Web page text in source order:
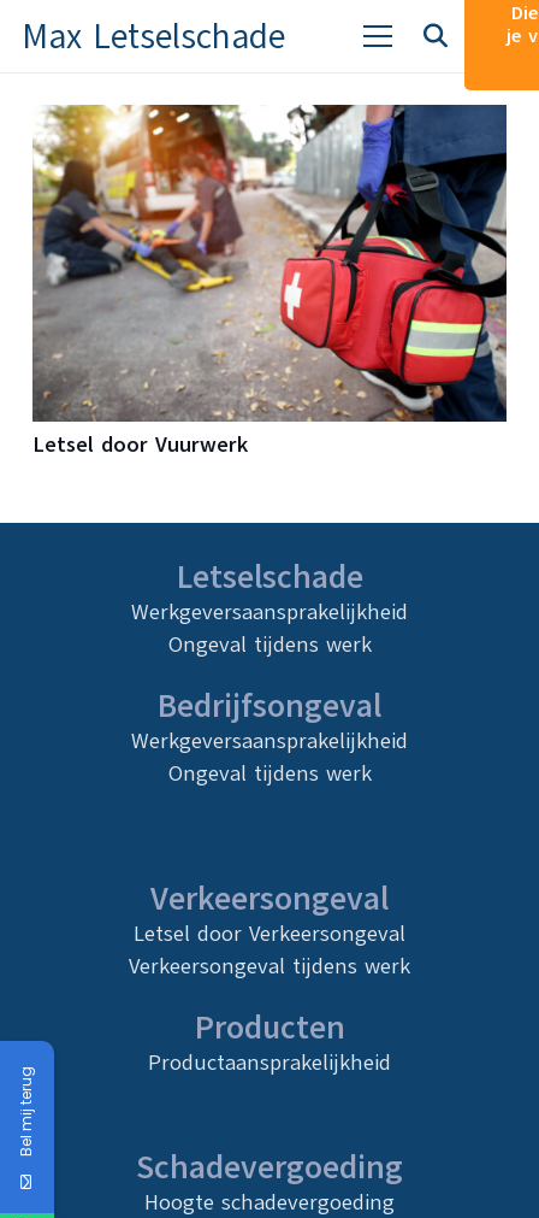
Max Letselschade
je
Letsel door Vuurwerk
Letselschade
Werkgeversaansprakelijkheid
Ongeval tijdens werk
Bedrijfsongeval
Werkgeversaansprakelijkheid
Ongeval tijdens werk
Verkeersongeval
Letsel door Verkeersongeval
Verkeersongeval tijdens werk
Producten
Productaansprakelijkheid
Schadevergoeding
Hoogte schadevergoeding
Bel mij terug